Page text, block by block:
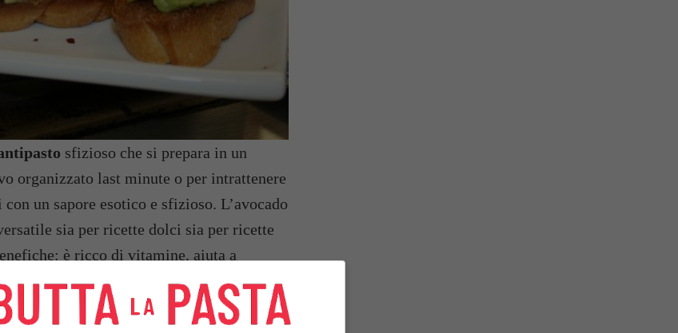
sfizioso che si prepara in un
organizzato last minute o per intrattenere
un sapore esotico e sfizioso. L’avocado
sia per ricette dolci sia per ricette
è ricco di vitamine, aiuta a
cellulare. Cosa aspettate,